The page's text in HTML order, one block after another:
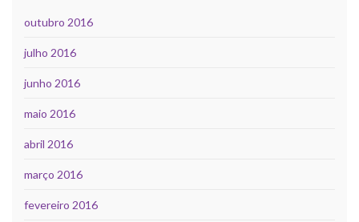
outubro 2016
julho 2016
junho 2016
maio 2016
abril 2016
março 2016
fevereiro 2016